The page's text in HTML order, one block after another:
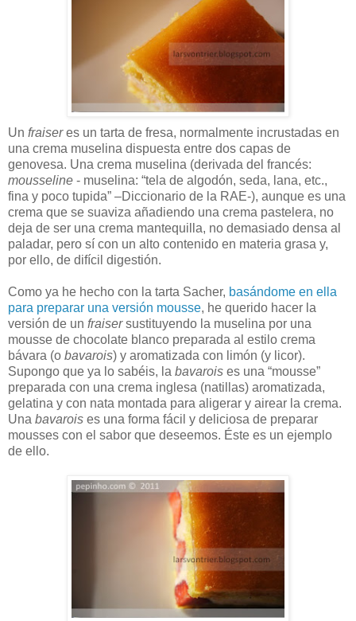
Un fraiseres un tarta de fresa, normalmente incrustadas en
una crema muselina dispuesta entre dos capas de
genovesa. Una crema muselina (derivada del francés:
mousseline - muselina: “tela de algodón, seda, lana, etc.,
fina y poco tupida” –Diccionario de la RAE-), aunque es una
crema que se suaviza añadiendo una crema pastelera, no
deja de ser una crema mantequilla, no demasiado densa al
paladar, pero sí con un alto contenido en materia grasa y,
por ello, de difícil digestión.
Como ya he hecho con la tarta Sacher, basándome en ella
para preparar una versión mousse, he querido hacer la
versión de un fraisersustituyendo la muselina por una
mousse de chocolate blanco preparada al estilo crema
bávara (o bavarois) y aromatizada con limón (y licor).
Supongo que ya lo sabéis, la bavarois es una “mousse”
preparada con una crema inglesa (natillas) aromatizada,
gelatina y con nata montada para aligerar y airear la crema.
Una bavarois es una forma fácil y deliciosa de preparar
mousses con el sabor que deseemos. Éste es un ejemplo
de ello.